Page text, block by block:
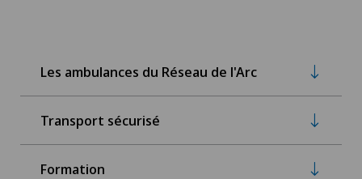
Les ambulances du Réseau de l'Arc
Transport sécurisé
Formation